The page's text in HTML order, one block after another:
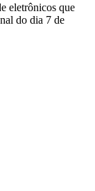
eletrônicos que
do dia 7 de